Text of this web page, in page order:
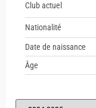
Club actuel
Nationalité
Date de naissance
Âge